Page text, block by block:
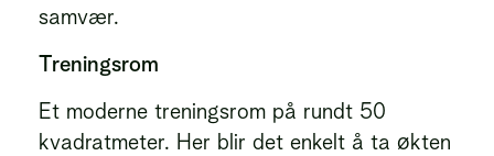
samvær.
Treningsrom
Et moderne treningsrom på rundt 50
kvadratmeter. Her blir det enkelt å ta økten